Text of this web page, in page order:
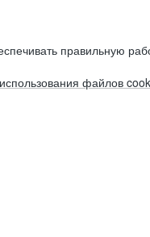
правильную
файлов